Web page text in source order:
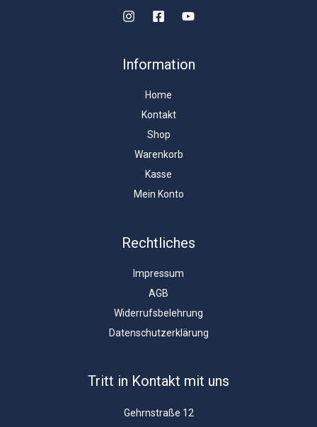
Information
Home
Kontakt
Shop
Warenkorb
Kasse
Mein Konto
Rechtliches
Impressum
AGB
Widerrufsbelehrung
Datenschutzerklärung
Tritt in Kontakt mit uns
Gehrnstraße 12